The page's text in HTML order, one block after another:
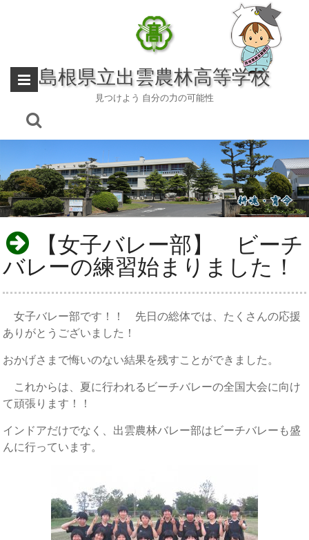
島根県立出雲農林高等学校
見つけよう 自分の力の可能性
【女子バレー部】 ビーチ
バレーの練習始まりました！
女子バレー部です！！ 先日の総体では、たくさんの応援
ありがとうございました！
おかげさまで悔いのない結果を残すことができました。
これからは、夏に行われるビーチバレーの全国大会に向け
て頑張ります！！
インドアだけでなく、出雲農林バレー部はビーチバレーも盛
んに行っています。